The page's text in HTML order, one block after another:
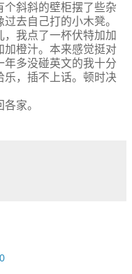
个斜斜的壁柜摆了些杂
去自己打的小木凳。
我点了一杯伏特加加
加橙汁。本来感觉挺对
年多没碰英文的我十分
乐，插不上话。顿时决
家。